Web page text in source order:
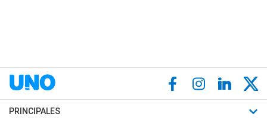
PRINCIPALES